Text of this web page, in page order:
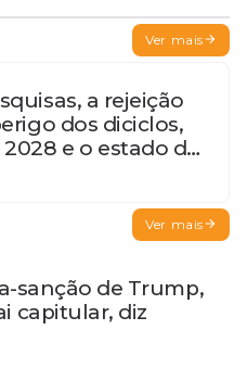
Ver mais
a rejeição
dos diciclos,
e o estado de
Ver mais
sanção de Trump,
capitular, diz